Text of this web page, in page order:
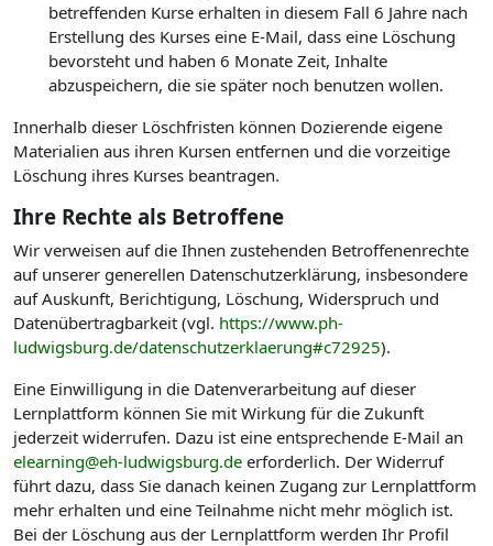
betreffenden Kurse erhalten in diesem Fall 6 Jahre nach
Erstellung des Kurses eine E-Mail, dass eine Löschung
bevorsteht und haben 6 Monate Zeit, Inhalte
abzuspeichern, die sie später noch benutzen wollen.
Innerhalb dieser Löschfristen können Dozierende eigene
Materialien aus ihren Kursen entfernen und die vorzeitige
Löschung ihres Kurses beantragen.
Ihre Rechte als Betroffene
Wir verweisen auf die Ihnen zustehenden Betroffenenrechte
auf unserer generellen Datenschutzerklärung, insbesondere
auf Auskunft, Berichtigung, Löschung, Widerspruch und
Datenübertragbarkeit (vgl. https://www.ph-
ludwigsburg.de/datenschutzerklaerung#c72925).
Eine Einwilligung in die Datenverarbeitung auf dieser
Lernplattform können Sie mit Wirkung für die Zukunft
jederzeit widerrufen. Dazu ist eine entsprechende E-Mail an
elearning@eh-ludwigsburg.de erforderlich. Der Widerruf
führt dazu, dass Sie danach keinen Zugang zur Lernplattform
mehr erhalten und eine Teilnahme nicht mehr möglich ist.
Bei der Löschung aus der Lernplattform werden Ihr Profil